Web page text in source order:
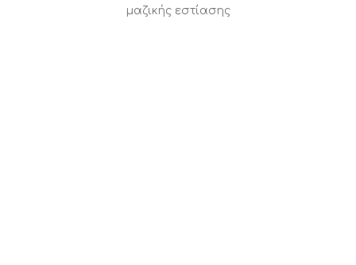
μαζικής εστίασης